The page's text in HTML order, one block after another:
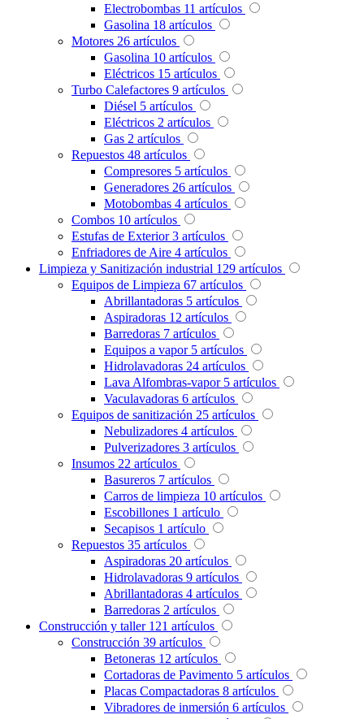
Electrobombas 11 artículos
Gasolina 18 artículos
Motores 26 artículos
Gasolina 10 artículos
Eléctricos 15 artículos
Turbo Calefactores 9 artículos
Diésel 5 artículos
Eléctricos 2 artículos
Gas 2 artículos
Repuestos 48 artículos
Compresores 5 artículos
Generadores 26 artículos
Motobombas 4 artículos
Combos 10 artículos
Estufas de Exterior 3 artículos
Enfriadores de Aire 4 artículos
Limpieza y Sanitización industrial 129 artículos
Equipos de Limpieza 67 artículos
Abrillantadoras 5 artículos
Aspiradoras 12 artículos
Barredoras 7 artículos
Equipos a vapor 5 artículos
Hidrolavadoras 24 artículos
Lava Alfombras-vapor 5 artículos
Vaculavadoras 6 artículos
Equipos de sanitización 25 artículos
Nebulizadores 4 artículos
Pulverizadores 3 artículos
Insumos 22 artículos
Basureros 7 artículos
Carros de limpieza 10 artículos
Escobillones 1 artículo
Secapisos 1 artículo
Repuestos 35 artículos
Aspiradoras 20 artículos
Hidrolavadoras 9 artículos
Abrillantadoras 4 artículos
Barredoras 2 artículos
Construcción y taller 121 artículos
Construcción 39 artículos
Betoneras 12 artículos
Cortadoras de Pavimento 5 artículos
Placas Compactadoras 8 artículos
Vibradores de inmersión 6 artículos